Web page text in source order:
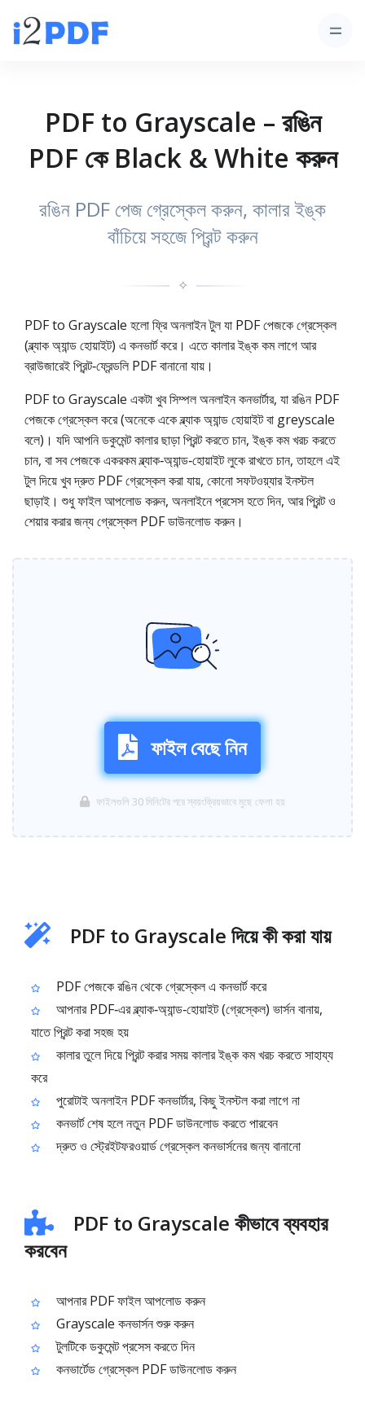
PDF to Grayscale – রঙিন
PDF কে Black & White করুন
রঙিন PDF পেজ গ্রেস্কেল করুন, কালার ইঙ্ক
বাঁচিয়ে সহজে প্রিন্ট করুন
✧
PDF to Grayscale হলো ফ্রি অনলাইন টুল যা PDF পেজকে গ্রেস্কেল
(ব্ল্যাক অ্যান্ড হোয়াইট) এ কনভার্ট করে। এতে কালার ইঙ্ক কম লাগে আর
ব্রাউজারেই প্রিন্ট‑ফ্রেন্ডলি PDF বানানো যায়।
PDF to Grayscale একটা খুব সিম্পল অনলাইন কনভার্টার, যা রঙিন PDF
পেজকে গ্রেস্কেল করে (অনেকে একে ব্ল্যাক অ্যান্ড হোয়াইট বা greyscale
বলে)। যদি আপনি ডকুমেন্ট কালার ছাড়া প্রিন্ট করতে চান, ইঙ্ক কম খরচ করতে
চান, বা সব পেজকে একরকম ব্ল্যাক‑অ্যান্ড‑হোয়াইট লুকে রাখতে চান, তাহলে এই
টুল দিয়ে খুব দ্রুত PDF গ্রেস্কেল করা যায়, কোনো সফটওয়্যার ইনস্টল
ছাড়াই। শুধু ফাইল আপলোড করুন, অনলাইনে প্রসেস হতে দিন, আর প্রিন্ট ও
শেয়ার করার জন্য গ্রেস্কেল PDF ডাউনলোড করুন।
ফাইল বেছে নিন
ফাইলগুলি 30 মিনিটের পরে স্বয়ংক্রিয়ভাবে মুছে ফেলা হয়
PDF to Grayscale দিয়ে কী করা যায়
PDF পেজকে রঙিন থেকে গ্রেস্কেল এ কনভার্ট করে
আপনার PDF‑এর ব্ল্যাক‑অ্যান্ড‑হোয়াইট (গ্রেস্কেল) ভার্সন বানায়,
যাতে প্রিন্ট করা সহজ হয়
কালার তুলে দিয়ে প্রিন্ট করার সময় কালার ইঙ্ক কম খরচ করতে সাহায্য
করে
পুরোটাই অনলাইন PDF কনভার্টার, কিছু ইনস্টল করা লাগে না
কনভার্ট শেষ হলে নতুন PDF ডাউনলোড করতে পারবেন
দ্রুত ও স্ট্রেইটফরওয়ার্ড গ্রেস্কেল কনভার্সনের জন্য বানানো
PDF to Grayscale কীভাবে ব্যবহার
করবেন
আপনার PDF ফাইল আপলোড করুন
Grayscale কনভার্সন শুরু করুন
টুলটিকে ডকুমেন্ট প্রসেস করতে দিন
কনভার্টেড গ্রেস্কেল PDF ডাউনলোড করুন